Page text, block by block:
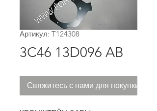
Артикул: T124308
3C46 13D096 AB
Свяжитесь с нами для покупки